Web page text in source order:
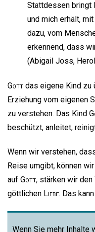
Stattdessen bringt
und mich erhält,
dazu, vom
erkennend, dass
(Abigail Joss,
Gott das eigene Kind zu
Erziehung vom eigenen
zu verstehen. Das Kind
beschützt, anleitet,
Wenn wir verstehen,
Reise umgibt, können
auf Gott, stärken wir
göttlichen Liebe. Das
Wenn Sie mehr Inhalte